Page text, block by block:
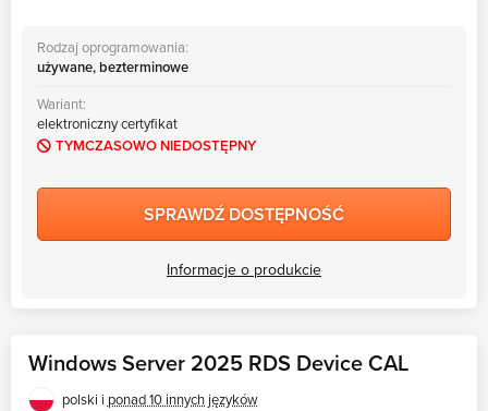
Rodzaj oprogramowania:
używane, bezterminowe
Wariant:
elektroniczny certyfikat
TYMCZASOWO NIEDOSTĘPNY
SPRAWDŹ DOSTĘPNOŚĆ
Informacje o produkcie
Windows Server 2025 RDS Device CAL
polski i ponad 10 innych języków